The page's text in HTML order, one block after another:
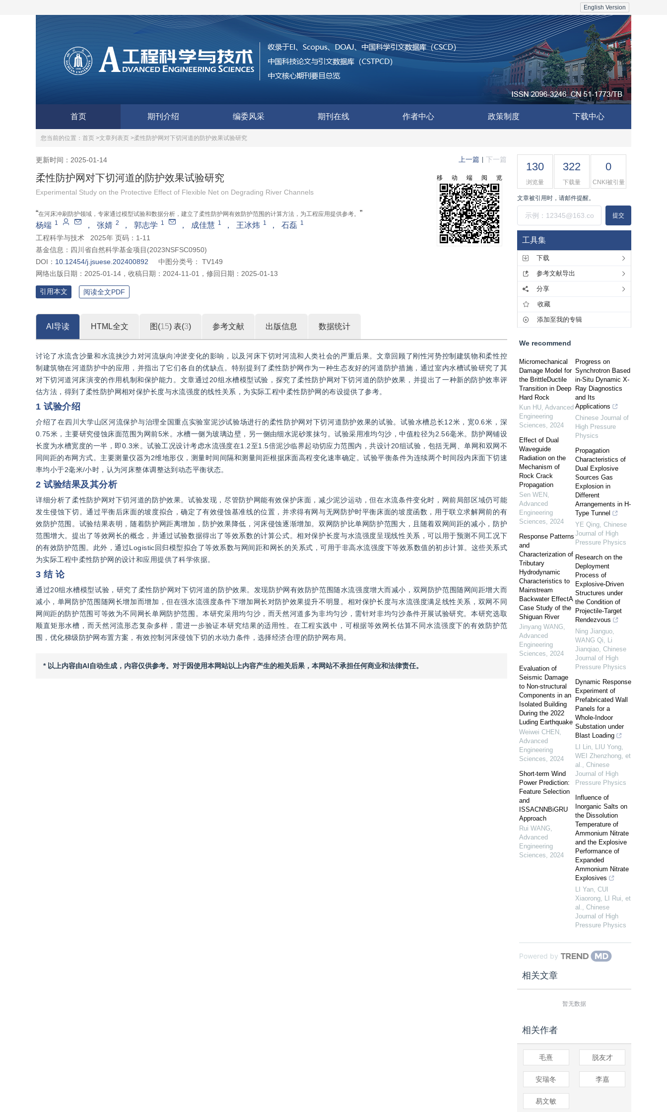
English Version
首页 期刊介绍 编委风采 期刊在线 作者中心 政策制度 下载中心
您当前的位置： 首页 >文章列表页 >柔性防护网对下切河道的防护效果试验研究
更新时间：2025-01-14 上一篇 下一篇
柔性防护网对下切河道的防护效果试验研究
Experimental Study on the Protective Effect of Flexible Net on Degrading River Channels
“在河床冲刷防护领域，专家通过模型试验和数据分析，建立了柔性防护网有效防护范围的计算方法，为工程应用提供参考。 ”
杨端 1 ， 张婧 2 ， 郭志学 1 ， 成佳慧 1 ， 王冰炜 1 ， 石磊 1
工程科学与技术
2025年 页码：1-11
基金信息： 四川省自然科学基金项目(2023NSFSC0950)
DOI： 10.12454/j.jsuese.202400892 中图分类号：
TV149
网络出版日期： 2025-01-14 ， 收稿日期： 2024-11-01 ， 修回日期： 2025-01-13
移动端阅览
引用本文 阅读全文PDF
AI导读 HTML全文 图(15) 表(3) 参考文献 出版信息 数据统计
讨论了水流含沙量和水流挟沙力对河流纵向冲淤变化的影响，以及河床下切对河流和人类社会的严重后果。文章回顾了刚性河势控制建筑物和柔性控
制建筑物在河道防护中的应用，并指出了它们各自的优缺点。特别提到了柔性防护网作为一种生态友好的河道防护措施，通过室内水槽试验研究了其
对下切河道河床演变的作用机制和保护能力。文章通过20组水槽模型试验，探究了柔性防护网对下切河道的防护效果，并提出了一种新的防护效率评
估方法，得到了柔性防护网相对保护长度与水流强度的线性关系，为实际工程中柔性防护网的布设提供了参考。
1 试验介绍
介绍了在四川大学山区河流保护与治理全国重点实验室泥沙试验场进行的柔性防护网对下切河道防护效果的试验。试验水槽总长12米，宽0.6米，深
0.75米，主要研究侵蚀床面范围为网前5米。水槽一侧为玻璃边壁，另一侧由细水泥砂浆抹匀。试验采用准均匀沙，中值粒径为2.56毫米。防护网铺设
长度为水槽宽度的一半，即0.3米。试验工况设计考虑水流强度在1.2至1.5倍泥沙临界起动切应力范围内，共设计20组试验，包括无网、单网和双网不
同间距的布网方式。主要测量仪器为2维地形仪，测量时间间隔和测量间距根据床面高程变化速率确定。试验平衡条件为连续两个时间段内床面下切速
率均小于2毫米/小时，认为河床整体调整达到动态平衡状态。
2 试验结果及其分析
详细分析了柔性防护网对下切河道的防护效果。试验发现，尽管防护网能有效保护床面，减少泥沙运动，但在水流条件变化时，网前局部区域仍可能
发生侵蚀下切。通过平衡后床面的坡度拟合，确定了有效侵蚀基准线的位置，并求得有网与无网防护时平衡床面的坡度函数，用于联立求解网前的有
效防护范围。试验结果表明，随着防护网距离增加，防护效果降低，河床侵蚀逐渐增加。双网防护比单网防护范围大，且随着双网间距的减小，防护
范围增大。提出了等效网长的概念，并通过试验数据得出了等效系数的计算公式。相对保护长度与水流强度呈现线性关系，可以用于预测不同工况下
的有效防护范围。此外，通过Logistic回归模型拟合了等效系数与网间距和网长的关系式，可用于非高水流强度下等效系数值的初步计算。这些关系式
为实际工程中柔性防护网的设计和应用提供了科学依据。
3 结 论
通过20组水槽模型试验，研究了柔性防护网对下切河道的防护效果。发现防护网有效防护范围随水流强度增大而减小，双网防护范围随网间距增大而
减小，单网防护范围随网长增加而增加，但在强水流强度条件下增加网长对防护效果提升不明显。相对保护长度与水流强度满足线性关系，双网不同
网间距的防护范围可等效为不同网长单网防护范围。本研究采用均匀沙，而天然河道多为非均匀沙，需针对非均匀沙条件开展试验研究。本研究选取
顺直矩形水槽，而天然河流形态复杂多样，需进一步验证本研究结果的适用性。在工程实践中，可根据等效网长估算不同水流强度下的有效防护范
围，优化梯级防护网布置方案，有效控制河床侵蚀下切的水动力条件，选择经济合理的防护网布局。
* 以上内容由AI自动生成，内容仅供参考。对于因使用本网站以上内容产生的相关后果，本网站不承担任何商业和法律责任。
130
浏览量
322
下载量
0
CNKI被引量
文章被引用时，请邮件提醒。
提交
工具集
下载
参考文献导出
分享
收藏
添加至我的专辑
We recommend
Micromechanical
Damage Model for
the BrittleDuctile
Transition in Deep
Hard Rock
Kun HU, Advanced
Engineering
Sciences, 2024
Effect of Dual
Waveguide
Radiation on the
Mechanism of
Rock Crack
Propagation
Sen WEN ,
Advanced
Engineering
Sciences, 2024
Response Patterns
and
Characterization of
Tributary
Hydrodynamic
Characteristics to
Mainstream
Backwater EffectA
Case Study of the
Shiguan River
Jinyang WANG,
Advanced
Engineering
Sciences, 2024
Evaluation of
Seismic Damage
to Non-structural
Components in an
Isolated Building
During the 2022
Luding Earthquake
Weiwei CHEN ,
Advanced
Engineering
Sciences, 2024
Short-term Wind
Power Prediction:
Feature Selection
and
ISSACNNBiGRU
Approach
Rui WANG,
Advanced
Engineering
Sciences, 2024
Progress on
Synchrotron Based
in-Situ Dynamic X-
Ray Diagnostics
and Its
Applications
Chinese Journal of
High Pressure
Physics
Propagation
Characteristics of
Dual Explosive
Sources Gas
Explosion in
Different
Arrangements in H-
Type Tunnel
YE Qing, Chinese
Journal of High
Pressure Physics
Research on the
Deployment
Process of
Explosive-Driven
Structures under
the Condition of
Projectile-Target
Rendezvous
Ning Jianguo,
WANG Qi, Li
Jianqiao, Chinese
Journal of High
Pressure Physics
Dynamic Response
Experiment of
Prefabricated Wall
Panels for a
Whole-Indoor
Substation under
Blast Loading
LI Lin, LIU Yong,
WEI Zhenzhong, et
al., Chinese
Journal of High
Pressure Physics
Influence of
Inorganic Salts on
the Dissolution
Temperature of
Ammonium Nitrate
and the Explosive
Performance of
Expanded
Ammonium Nitrate
Explosives
LI Yan, CUI
Xiaorong, LI Rui, et
al., Chinese
Journal of High
Pressure Physics
Powered by
相关文章
暂无数据
相关作者
毛熹 脱友才
安瑞冬 李嘉
易文敏